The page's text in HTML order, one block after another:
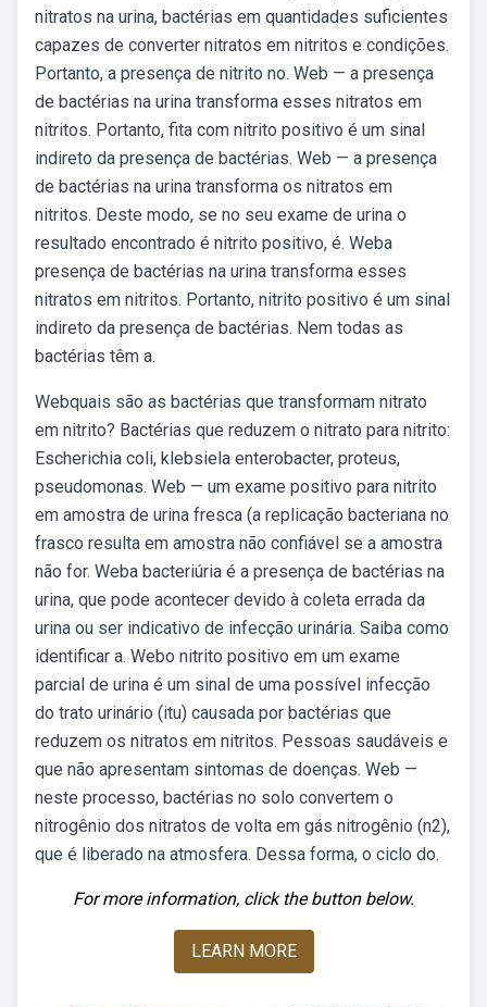
nitratos na urina, bactérias em quantidades suficientes
capazes de converter nitratos em nitritos e condições.
Portanto, a presença de nitrito no. Web — a presença
de bactérias na urina transforma esses nitratos em
nitritos. Portanto, fita com nitrito positivo é um sinal
indireto da presença de bactérias. Web — a presença
de bactérias na urina transforma os nitratos em
nitritos. Deste modo, se no seu exame de urina o
resultado encontrado é nitrito positivo, é. Weba
presença de bactérias na urina transforma esses
nitratos em nitritos. Portanto, nitrito positivo é um sinal
indireto da presença de bactérias. Nem todas as
bactérias têm a.
Webquais são as bactérias que transformam nitrato
em nitrito? Bactérias que reduzem o nitrato para nitrito:
Escherichia coli, klebsiela enterobacter, proteus,
pseudomonas. Web — um exame positivo para nitrito
em amostra de urina fresca (a replicação bacteriana no
frasco resulta em amostra não confiável se a amostra
não for. Weba bacteriúria é a presença de bactérias na
urina, que pode acontecer devido à coleta errada da
urina ou ser indicativo de infecção urinária. Saiba como
identificar a. Webo nitrito positivo em um exame
parcial de urina é um sinal de uma possível infecção
do trato urinário (itu) causada por bactérias que
reduzem os nitratos em nitritos. Pessoas saudáveis e
que não apresentam sintomas de doenças. Web —
neste processo, bactérias no solo convertem o
nitrogênio dos nitratos de volta em gás nitrogênio (n2),
que é liberado na atmosfera. Dessa forma, o ciclo do.
For more information, click the button below.
LEARN MORE